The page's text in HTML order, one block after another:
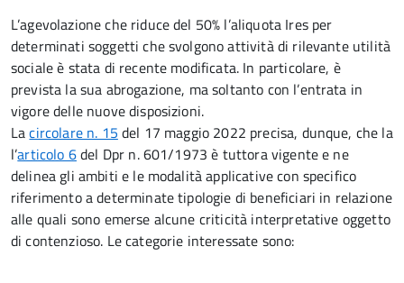
L’agevolazione che riduce del 50% l’aliquota Ires per
determinati soggetti che svolgono attività di rilevante utilità
sociale è stata di recente modificata. In particolare, è
prevista la sua abrogazione, ma soltanto con l’entrata in
vigore delle nuove disposizioni.
Lacircolare n. 15 del 17 maggio 2022 precisa, dunque, che la
l’articolo 6del Dpr n. 601/1973 è tuttora vigente e ne
delinea gli ambiti e le modalità applicative con specifico
riferimento a determinate tipologie di beneficiari in relazione
alle quali sono emerse alcune criticità interpretative oggetto
di contenzioso. Le categorie interessate sono: